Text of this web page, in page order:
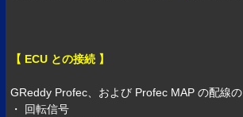
【 ECU との接続 】
GReddy Profec、および Profec MAP の配線の
・ 回転信号